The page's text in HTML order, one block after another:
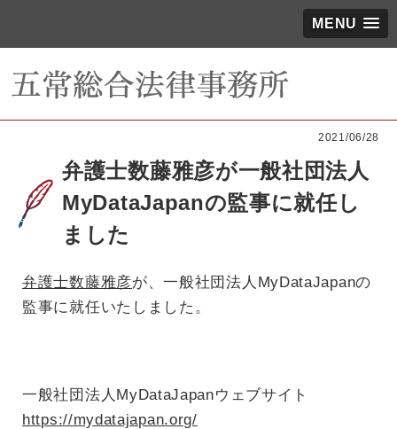
MENU
2021/06/28
弁護士数藤雅彦が一般社団法人
MyDataJapanの監事に就任し
ました
弁護士数藤雅彦が、一般社団法人MyDataJapanの
監事に就任いたしました。
一般社団法人MyDataJapanウェブサイト
https://mydatajapan.org/